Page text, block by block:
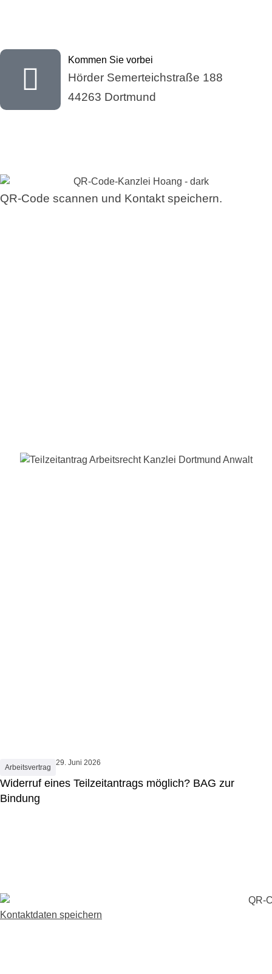
Kommen Sie vorbei
Hörder Semerteichstraße 188
44263 Dortmund
QR-Code scannen und Kontakt speichern.
Arbeitsvertrag
29. Juni 2026
Widerruf eines Teilzeitantrags möglich? BAG zur
Bindung
Kontaktdaten speichern